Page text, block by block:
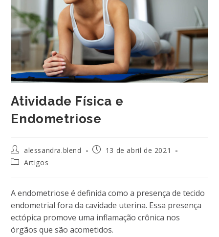
Atividade Física e
Endometriose
Autor
do
post:
alessandra.blend
Post13 de abril de 2021
Categoria
Artigos
A endometriose é definida como a presença de tecido
endometrial fora da cavidade uterina. Essa presença
ectópica promove uma inflamação crônica nos
órgãos que são acometidos.